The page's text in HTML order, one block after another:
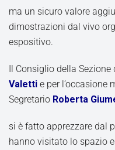
ma un sicuro valore
dimostrazioni dal vivo
espositivo.
Il Consiglio della
Valetti e per l’occasione
Segretario Roberta
si è fatto apprezzare dal
hanno visitato lo spazio